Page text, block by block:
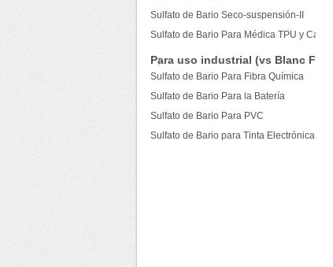
Sulfato de Bario Seco-suspensión-II
Sulfato de Bario Para Médica TPU y
Para uso industrial (vs Blanc Fixe)
Sulfato de Bario Para Fibra Química
Sulfato de Bario Para la Batería
Sulfato de Bario Para PVC
Sulfato de Bario para Tinta Electrónica